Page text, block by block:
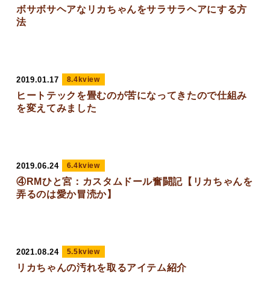
ボサボサヘアなリカちゃんをサラサラヘアにする方
法
2019.01.17 8.4kview
ヒートテックを畳むのが苦になってきたので仕組み
を変えてみました
2019.06.24 6.4kview
④RMひと宮：カスタムドール奮闘記【リカちゃんを
弄るのは愛か冒涜か】
2021.08.24 5.5kview
リカちゃんの汚れを取るアイテム紹介